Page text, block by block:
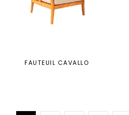
FAUTEUIL CAVALLO